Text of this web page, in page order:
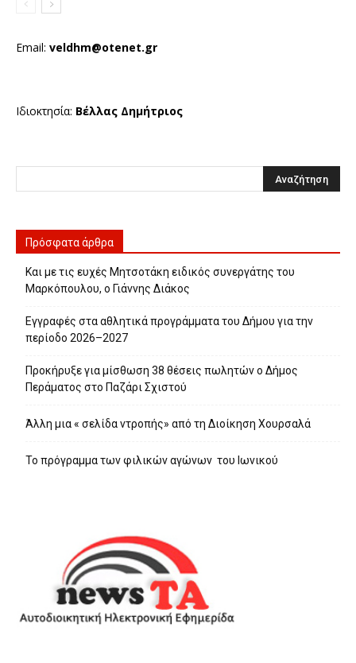
Email: veldhm@otenet.gr
Ιδιοκτησία: Βέλλας Δημήτριος
Πρόσφατα άρθρα
Και με τις ευχές Μητσοτάκη ειδικός συνεργάτης του
Μαρκόπουλου, ο Γιάννης Διάκος
Εγγραφές στα αθλητικά προγράμματα του Δήμου για την
περίοδο 2026–2027
Προκήρυξε για μίσθωση 38 θέσεις πωλητών ο Δήμος
Περάματος στο Παζάρι Σχιστού
Άλλη μια « σελίδα ντροπής» από τη Διοίκηση Χουρσαλά
Το πρόγραμμα των φιλικών αγώνων του Ιωνικού